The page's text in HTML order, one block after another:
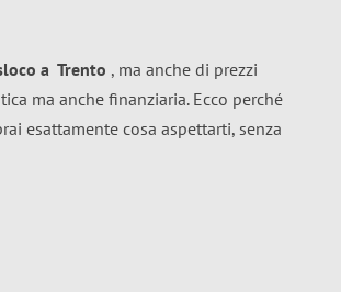
a Trento , ma anche di prezzi
ma anche finanziaria. Ecco perché
esattamente cosa aspettarti, senza